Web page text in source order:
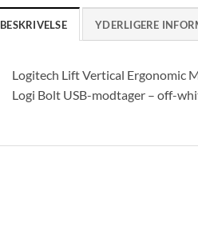
BESKRIVELSE YDERLIGERE
Logitech Lift Vertical Ergonomic
Logi Bolt USB-modtager – off-